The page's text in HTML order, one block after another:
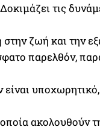
τις
ζωή και την
παρελθόν,
υποχωρητικό,
ακολουθούν